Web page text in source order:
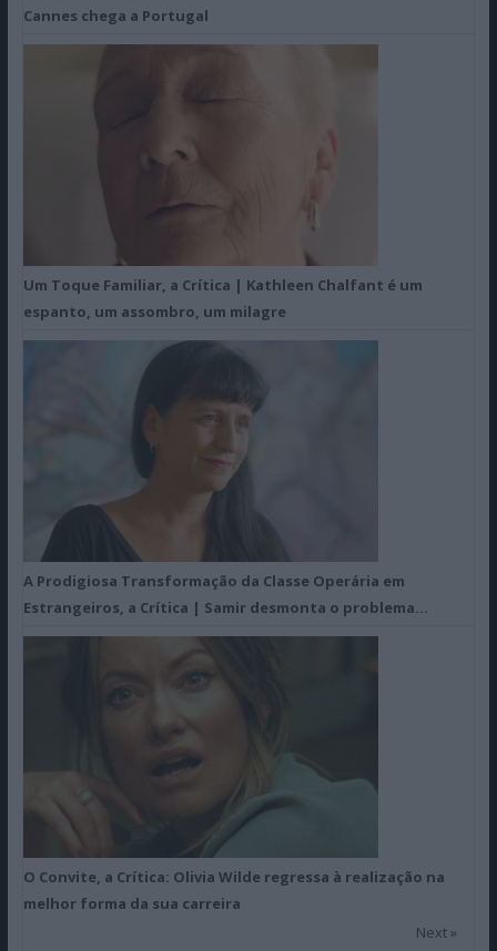
Cannes chega a Portugal
Um Toque Familiar, a Crítica | Kathleen Chalfant é um
espanto, um assombro, um milagre
A Prodigiosa Transformação da Classe Operária em
Estrangeiros, a Crítica | Samir desmonta o problema…
O Convite, a Crítica: Olivia Wilde regressa à realização na
melhor forma da sua carreira
Next »